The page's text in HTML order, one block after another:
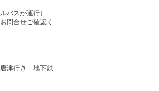
バスが運行）
問合せご確認く
唐津行き 地下鉄